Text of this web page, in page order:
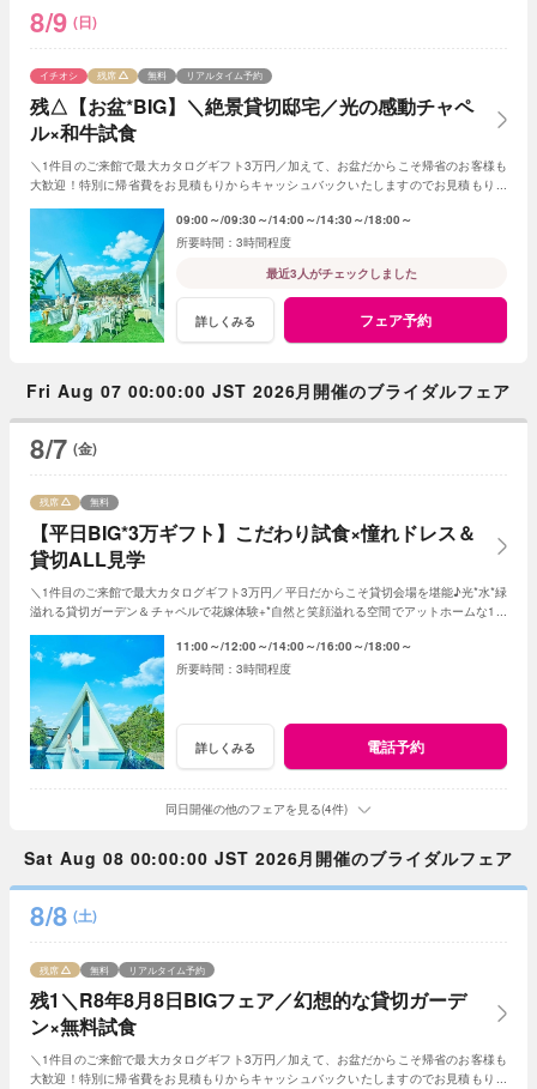
8/9 (日)
残△【お盆*BIG】＼絶景貸切邸宅／光の感動チャペ
ル×和牛試食
イチオシ 残席 無料 リアルタイム予約
＼1件目のご来館で最大カタログギフト3万円／加えて、お盆だからこそ帰省のお客様も
大歓迎！特別に帰省費をお見積もりからキャッシュバックいたしますのでお見積もり作
09:00～ 09:30～ 14:00～ 14:30～ 18:00～
3時間程度
最近3人がチェックしました
詳しくみる フェア予約
Fri Aug 07 00:00:00 JST 2026月開催のブライダルフェア
8/7 (金)
【平日BIG*3万ギフト】こだわり試食×憧れドレス＆
貸切ALL見学
残席 無料
＼1件目のご来館で最大カタログギフト3万円／平日だからこそ貸切会場を堪能♪光*水*緑
溢れる貸切ガーデン＆チャペルで花嫁体験+*自然と笑顔溢れる空間でアットホームな1日
11:00～ 12:00～ 14:00～ 16:00～ 18:00～
3時間程度
詳しくみる 電話予約
同日開催の他のフェアを見る(4件)
Sat Aug 08 00:00:00 JST 2026月開催のブライダルフェア
8/8 (土)
残1＼R8年8月8日BIGフェア／幻想的な貸切ガーデ
ン×無料試食
残席 無料 リアルタイム予約
＼1件目のご来館で最大カタログギフト3万円／加えて、お盆だからこそ帰省のお客様も
大歓迎！特別に帰省費をお見積もりからキャッシュバックいたしますのでお見積もり作